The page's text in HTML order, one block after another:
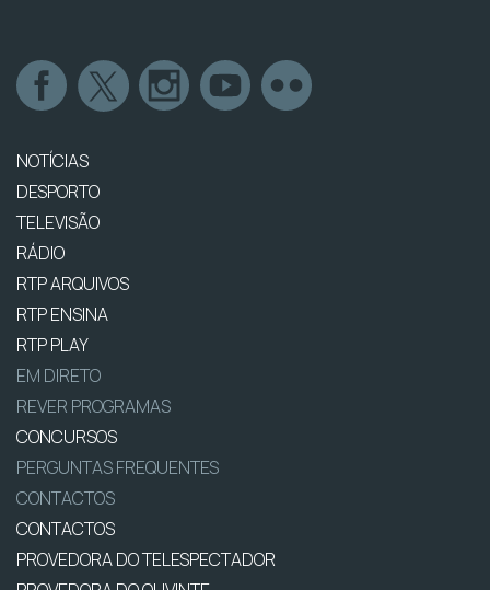
NOTÍCIAS
DESPORTO
TELEVISÃO
RÁDIO
RTP ARQUIVOS
RTP ENSINA
RTP PLAY
EM DIRETO
REVER PROGRAMAS
CONCURSOS
PERGUNTAS FREQUENTES
CONTACTOS
CONTACTOS
PROVEDORA DO TELESPECTADOR